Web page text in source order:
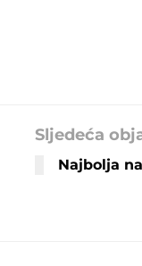
Sljedeća
Najbolja